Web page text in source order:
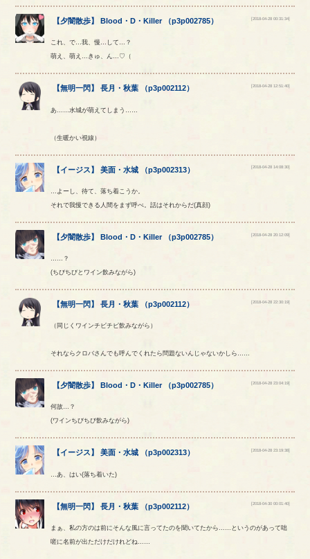
【夕闇散歩】 Blood ・ D ・ Killer（p3p002785） [2018-04-28 00:31:34]
これ、で…我、慢…して…？
萌え、萌え…きゅ、ん…♡（
【無明一閃 】長月 ・秋葉 （p3p002112） [2018-04-28 12:51:40]
あ……水城が萌えてしまう……
（生暖かい視線）
【イージス】美面 ・水城 （p3p002313） [2018-04-28 14:08:30]
…よーし、待て、落ち着こうか。
それで我慢できる人間をまず呼べ。話はそれからだ(真顔)
【夕闇散歩】Blood ・D ・Killer（p3p002785） [2018-04-28 20:12:09]
……？
(ちびちびとワイン飲みながら)
【無明一閃】長月 ・秋葉 （p3p002112） [2018-04-28 22:30:19]
（同じくワインチビチビ飲みながら）
それならクロバさんでも呼んでくれたら問題ないんじゃないかしら……
【夕闇散歩】 Blood ・ D ・ Killer（p3p002785） [2018-04-28 23:04:19]
何故…？
(ワインちびちび飲みながら)
【イージス 】美面 ・水城 （p3p002313） [2018-04-28 23:19:38]
…あ、はい(落ち着いた)
【無明一閃】長月 ・秋葉 （p3p002112） [2018-04-30 00:01:40]
まぁ、私の方のは前にそんな風に言ってたのを聞いてたから……というのがあって咄
嗟に名前が出ただけだけれどね……